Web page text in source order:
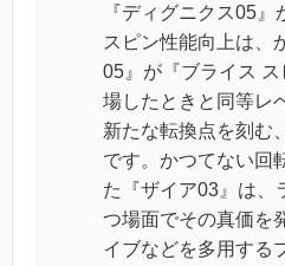
『ディグニクス05
スピン性能向上は、
05』が『ブライス
場したときと同等レ
新たな転換点を刻む
です。かつてない回
た『ザイア03』は、
つ場面でその真価を
イブなどを多用する